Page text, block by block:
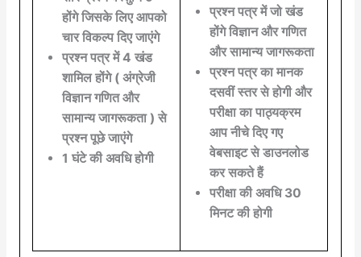
होंगे जिसके लिए आपको
चार विकल्प दिए जाएंगे
प्रश्न पत्र में 4 खंड
शामिल होंगे ( अंग्रेजी
विज्ञान गणित और
सामान्य जागरूकता ) से
प्रश्न पूछे जाएंगे
1 घंटे की अवधि होगी
प्रश्न पत्र में जो खंड
होंगे विज्ञान और गणित
और सामान्य जागरूकता
प्रश्न पत्र का मानक
दसवीं स्तर से होगी और
परीक्षा का पाठ्यक्रम
आप नीचे दिए गए
वेबसाइट से डाउनलोड
कर सकते हैं
परीक्षा की अवधि 30
मिनट की होगी